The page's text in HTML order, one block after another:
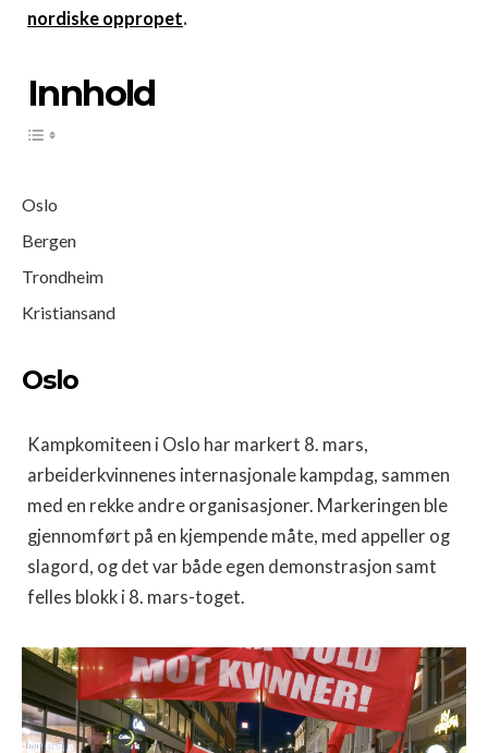
nordiske oppropet.
Innhold
Oslo
Bergen
Trondheim
Kristiansand
Oslo
Kampkomiteen i Oslo har markert 8. mars,
arbeiderkvinnenes internasjonale kampdag, sammen
med en rekke andre organisasjoner. Markeringen ble
gjennomført på en kjempende måte, med appeller og
slagord, og det var både egen demonstrasjon samt
felles blokk i 8. mars-toget.